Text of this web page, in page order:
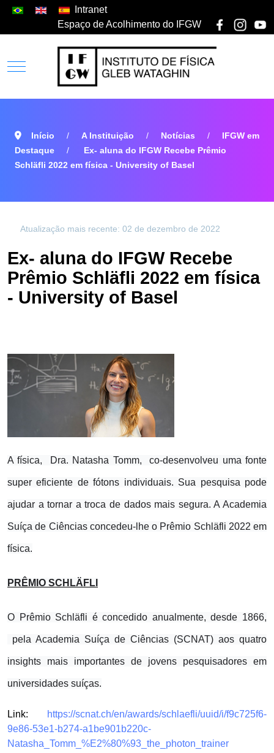
Intranet
Espaço de Acolhimento do IFGW
Início A Instituição Notícias
IFGW em
Destaque
Ex- aluna do IFGW Recebe Prêmio
Schläfli 2022 em física - University of Basel
Atualização mais recente: 02 de dezembro de 2022
Ex- aluna do IFGW Recebe
Prêmio Schläfli 2022 em física
- University of Basel
A física, Dra. Natasha Tomm, co-desenvolveu uma fonte
super eficiente de fótons individuais. Sua pesquisa pode
ajudar a tornar a troca de dados mais segura. A Academia
Suíça de Ciências concedeu-lhe o Prêmio Schläfli 2022 em
física.
PRÊMIO SCHLÄFLI
O Prêmio Schläfli é concedido anualmente, desde 1866,
pela Academia Suíça de Ciências (SCNAT) aos quatro
insights mais importantes de jovens pesquisadores em
universidades suíças.
Link:
https://scnat.ch/en/awards/schlaefli/uuid/i/f9c725f6-
9e86-53e1-b274-a1be901b220c-
Natasha_Tomm_%E2%80%93_the_photon_trainer